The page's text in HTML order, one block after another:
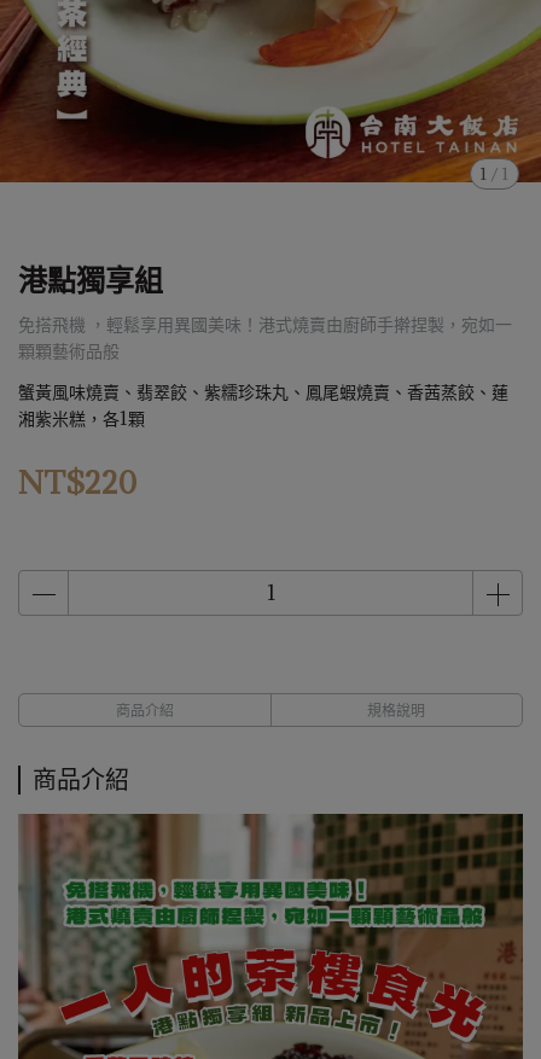
1 / 1
港點獨享組
免搭飛機 ，輕鬆享用異國美味！港式燒賣由廚師手擀捏製，宛如一
顆顆藝術品般
蟹黃風味燒賣、翡翠餃、紫糯珍珠丸、鳳尾蝦燒賣、香茜蒸餃、蓮
湘紫米糕，各1顆
NT$220
商品介紹 規格說明
商品介紹